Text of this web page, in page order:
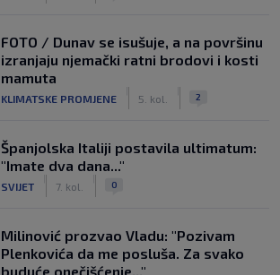
FOTO / Dunav se isušuje, a na površinu
izranjaju njemački ratni brodovi i kosti
mamuta
KLIMATSKE PROMJENE 5. kol. 2
Španjolska Italiji postavila ultimatum:
"Imate dva dana..."
SVIJET 7. kol. 0
Milinović prozvao Vladu: "Pozivam
Plenkovića da me posluša. Za svako
buduće onečišćenje..."